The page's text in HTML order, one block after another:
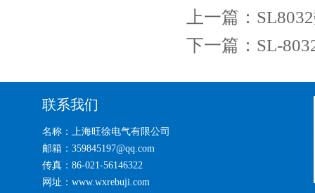
上一篇：
下一篇： SL-
联系我们
名称：上海旺徐电气有限公司
邮箱：359845197@qq.com
传真：86-021-56146322
网址：www.wxrebuji.com